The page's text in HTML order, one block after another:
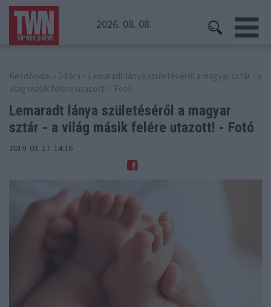
2026. 08. 08.
Kezdőoldal » 24 óra » Lemaradt lánya születéséről a magyar sztár - a
világ másik felére utazott! - Fotó
Lemaradt lánya születéséről a magyar
sztár - a világ másik felére utazott! - Fotó
2019. 03. 17. 14:16